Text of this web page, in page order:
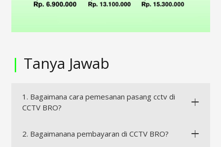
| Tanya Jawab
1. Bagaimana cara pemesanan pasang cctv di
CCTV BRO?
2. Bagaimanana pembayaran di CCTV BRO?